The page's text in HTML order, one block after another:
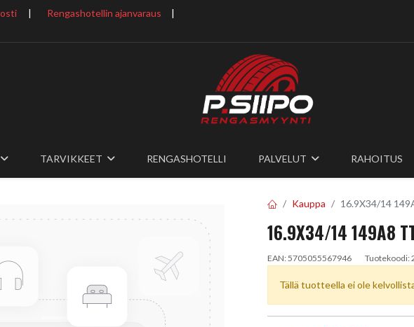
| Rengashotellin ajanvaraus
​ |
TARVIKKEET RENGASHOTELLI PALVELUT RAHOITUS
Kauppa 16.9X34/14
16.9X34/14 149A8
EAN:5705055567946 Tuotekoodi:
Tällä tuotteella ei ole